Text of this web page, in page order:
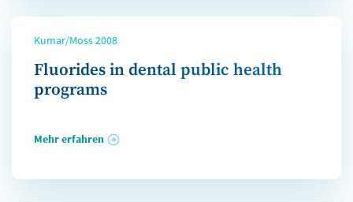
Kumar/Moss 2008
Fluorides in dental public health
programs
Mehr erfahren